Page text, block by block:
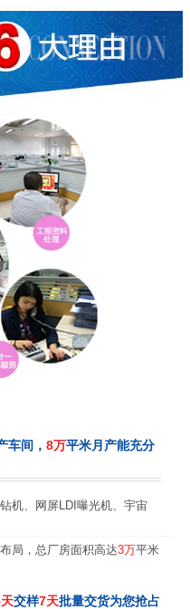
手机背夹电源线路板
平板电脑主板
智能手环线路板
车间， 8万平米月产能充分
机、网屏LDI曝光机、宇宙
局，总厂房面积高达3万平米
交样7天批量交货为您抢占